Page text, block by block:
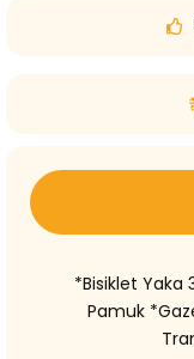
*Bisiklet Yaka
Pamuk